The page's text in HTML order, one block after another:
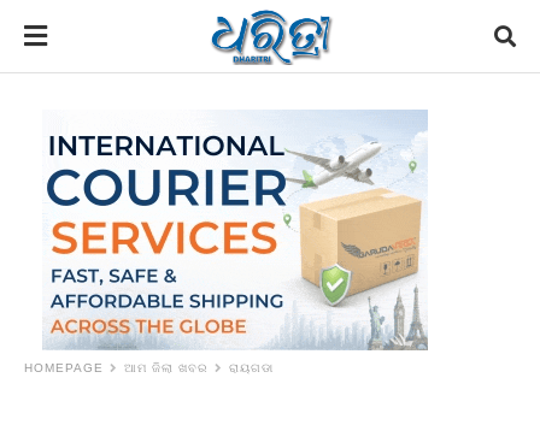
HOMEPAGE ଆମ ଜିଲା ଖବର ରାୟଗଡା